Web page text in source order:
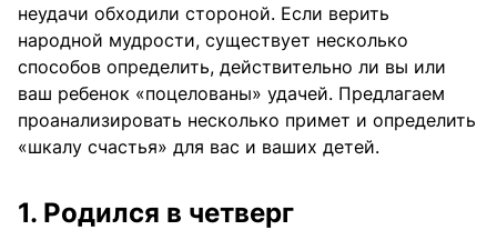
неудачи обходили стороной. Если верить
народной мудрости, существует несколько
способов определить, действительно ли вы или
ваш ребенок «поцелованы» удачей. Предлагаем
проанализировать несколько примет и определить
«шкалу счастья» для вас и ваших детей.
1. Родился в четверг